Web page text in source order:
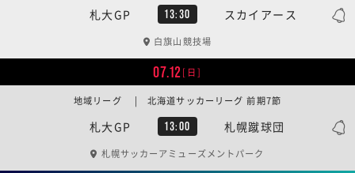
札大GP 13:30 スカイアース
白旗山競技場
07.12[日]
札大GP 13:00 札幌蹴球団
地域リーグ | 北海道サッカーリーグ 前期7節
札幌サッカーアミューズメントパーク